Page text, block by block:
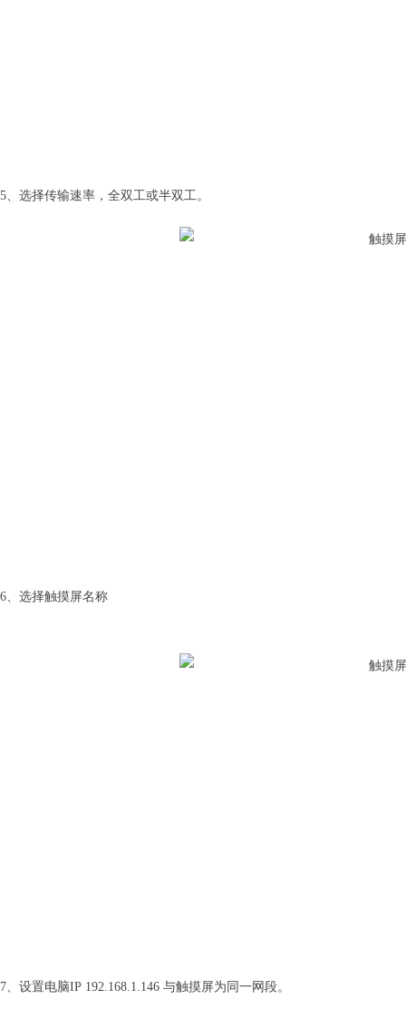
5、选择传输速率，全双工或半双工。
6、选择触摸屏名称
7、设置电脑IP 192.168.1.146 与触摸屏为同一网段。